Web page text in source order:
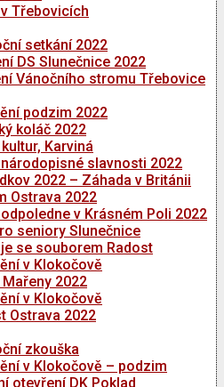
Třebovicích
setkání 2022
DS Slunečnice 2022
Vánočního stromu Třebovice
podzim 2022
koláč 2022
Karviná
slavnosti 2022
2022 – Záhada v Británii
Ostrava 2022
v Krásném Poli 2022
seniory Slunečnice
se souborem Radost
v Klokočově
2022
v Klokočově
Ostrava 2022
zkouška
v Klokočově – podzim
otevření DK Poklad